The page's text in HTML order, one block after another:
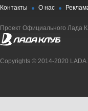
Контакты О нас
Проект Официального Лада
Copyrights © 2014-2020